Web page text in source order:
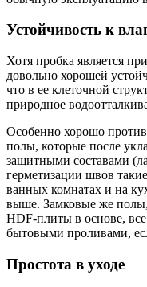
Устойчивость к
Хотя пробка является
довольно хорошей
что в ее клеточной
природное
Особенно хорошо
полы, которые после
защитными составами
герметизации швов
ванных комнатах и на
выше. Замковые же полы,
HDF-плиты в основе,
бытовыми проливами,
Простота в уходе